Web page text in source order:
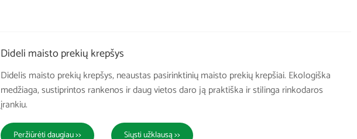
Dideli maisto prekių krepšys
Didelis maisto prekių krepšys, neaustas pasirinktinių maisto prekių krepšiai. Ekologiška
medžiaga, sustiprintos rankenos ir daug vietos daro ją praktiška ir stilinga rinkodaros
įrankiu.
Peržiūrėti daugiau >> Siųsti užklausą >>